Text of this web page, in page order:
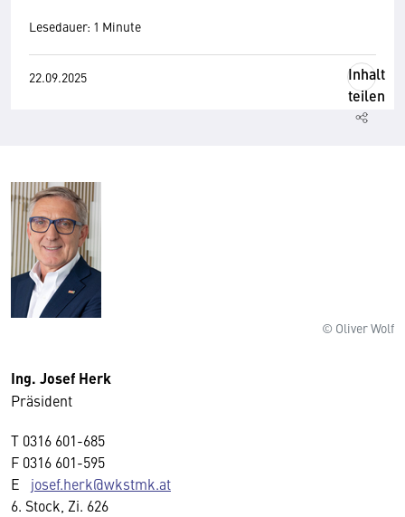
Lesedauer: 1 Minute
22.09.2025
Inhalt
teilen
© Oliver Wolf
Ing. Josef Herk
Präsident
T 0316 601-685
F 0316 601-595
E josef.herk@wkstmk.at
6. Stock, Zi. 626